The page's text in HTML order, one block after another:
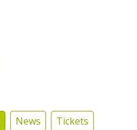
News Tickets